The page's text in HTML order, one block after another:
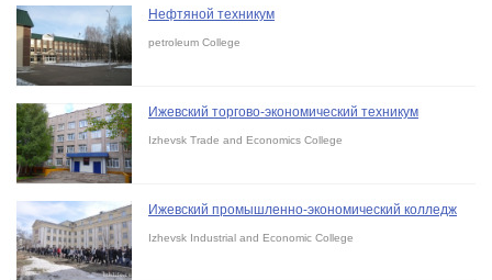
Нефтяной техникум
petroleum College
Ижевский торгово-экономический техникум
Izhevsk Trade and Economics College
Ижевский промышленно-экономический колледж
Izhevsk Industrial and Economic College